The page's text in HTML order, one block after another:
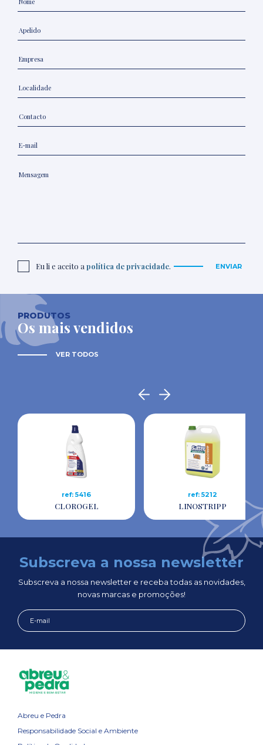
Eu li e aceito a política de privacidade. ENVIAR
PRODUTOS
Os mais vendidos
VER TODOS
ref: 5416
CLOROGEL
ref: 5212
LINOSTRIPP
Subscreva a nossa newsletter
Subscreva a nossa newsletter e receba todas as novidades,
novas marcas e promoções!
Abreu e Pedra
Responsabilidade Social e Ambiente